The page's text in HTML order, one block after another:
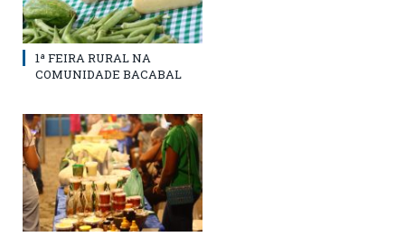
1ª FEIRA RURAL NA
COMUNIDADE BACABAL